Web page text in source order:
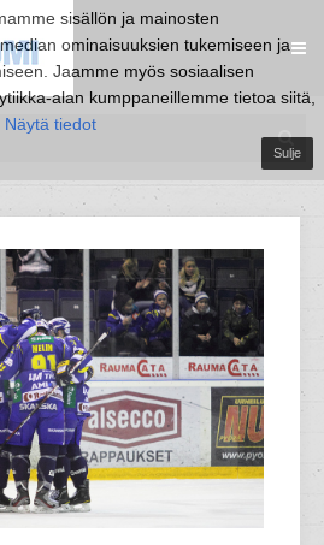
sisällön ja mainosten
ominaisuuksien tukemiseen ja
Jaamme myös sosiaalisen
alan kumppaneillemme tietoa siitä,
Näytä tiedot
Sulje